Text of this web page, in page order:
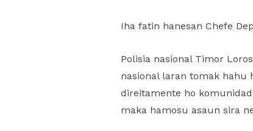
Iha fatin hanesan Chefe
Polisia nasional Timor
nasional laran tomak hahu
direitamente ho
maka hamosu asaun sira